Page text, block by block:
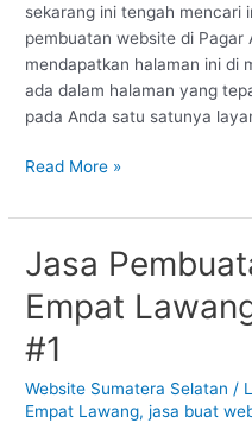
sekarang ini tengah mencari
pembuatan website di Pagar
mendapatkan halaman ini di
ada dalam halaman yang
pada Anda satu satunya
Read More »
Jasa
Empat
#1
Website Sumatera Selatan /
Empat Lawang,jasa buat
Jasa
Pembuatan
Website
di
Empat
Lawang
: